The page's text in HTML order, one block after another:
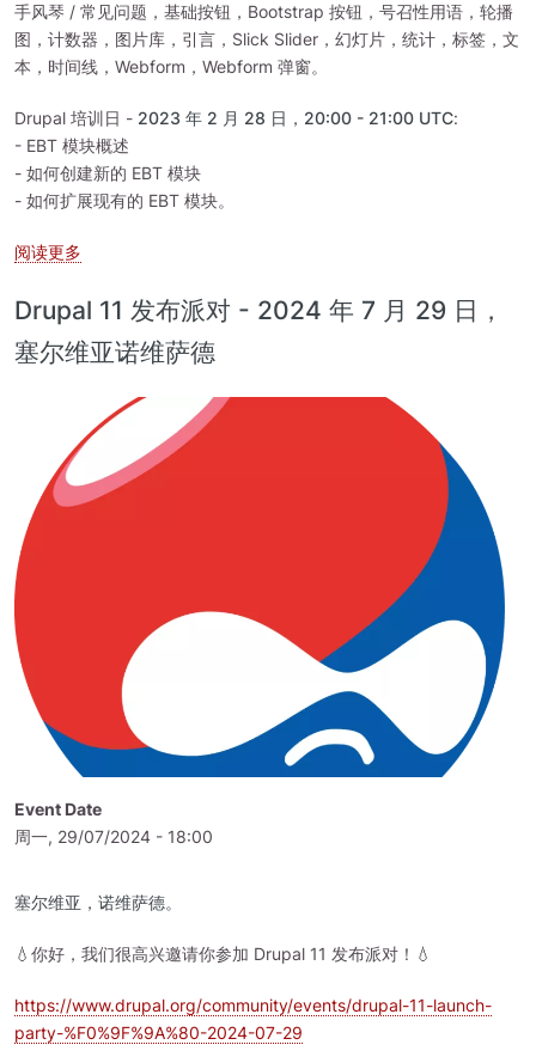
手风琴 / 常见问题，基础按钮，Bootstrap 按钮，号召性用语，轮播
图，计数器，图片库，引言，Slick Slider，幻灯片，统计，标签，文
本，时间线，Webform，Webform 弹窗。
Drupal 培训日 - 2023 年 2 月 28 日，20:00 - 21:00 UTC:
- EBT 模块概述
- 如何创建新的 EBT 模块
- 如何扩展现有的 EBT 模块。
阅读更多
Drupal 11 发布派对 - 2024 年 7 月 29 日，
塞尔维亚诺维萨德
Event Date
周一, 29/07/2024 - 18:00
塞尔维亚，诺维萨德。
💧你好，我们很高兴邀请你参加 Drupal 11 发布派对！💧
https://www.drupal.org/community/events/drupal-11-launch-
party-%F0%9F%9A%80-2024-07-29